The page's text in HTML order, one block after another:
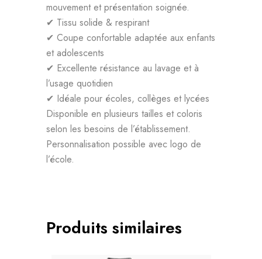
mouvement et présentation soignée.
✔ Tissu solide & respirant
✔ Coupe confortable adaptée aux enfants
et adolescents
✔ Excellente résistance au lavage et à
l’usage quotidien
✔ Idéale pour écoles, collèges et lycées
Disponible en plusieurs tailles et coloris
selon les besoins de l’établissement.
Personnalisation possible avec logo de
l’école.
Produits similaires